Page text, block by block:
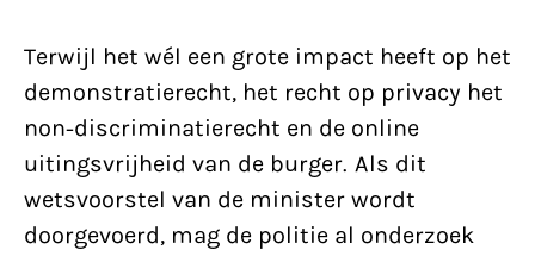
Terwijl het wél een grote impact heeft op het
demonstratierecht, het recht op privacy het
non-discriminatierecht en de online
uitingsvrijheid van de burger. Als dit
wetsvoorstel van de minister wordt
doorgevoerd, mag de politie al onderzoek